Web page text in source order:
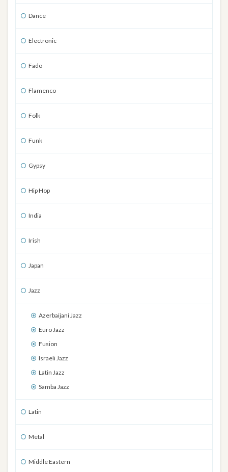
Dance
Electronic
Fado
Flamenco
Folk
Funk
Gypsy
Hip Hop
India
Irish
Japan
Jazz
Azerbaijani Jazz
Euro Jazz
Fusion
Israeli Jazz
Latin Jazz
Samba Jazz
Latin
Metal
Middle Eastern